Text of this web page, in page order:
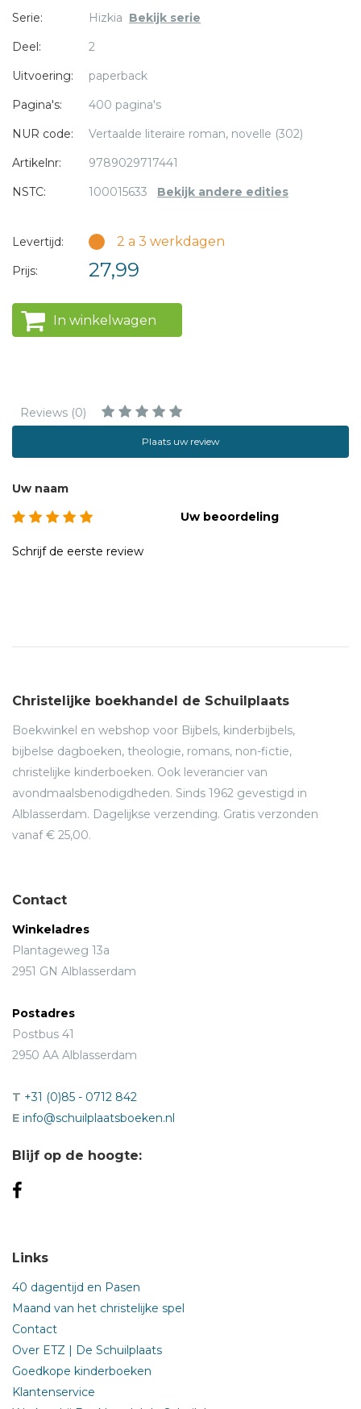
waarmaken?
Serie:
Hizkia Bekijk serie
Deel:
2
Uitvoering:
paperback
Pagina's:
400 pagina's
NUR code:
Vertaalde literaire roman, novelle (302)
Artikelnr:
9789029717441
NSTC:
100015633 Bekijk andere edities
Levertijd: 2 a 3 werkdagen
Prijs: 27,99
In winkelwagen
Reviews (0)
Plaats uw review
* = verplicht
Uw naam
Uw beoordeling
Schrijf de eerste review
Christelijke boekhandel de Schuilplaats
Boekwinkel en webshop voor Bijbels, kinderbijbels,
bijbelse dagboeken, theologie, romans, non-fictie,
christelijke kinderboeken. Ook leverancier van
avondmaalsbenodigdheden. Sinds 1962 gevestigd in
Alblasserdam. Dagelijkse verzending. Gratis verzonden
vanaf € 25,00.
Contact
Winkeladres
Plantageweg 13a
2951 GN Alblasserdam
Postadres
Postbus 41
2950 AA Alblasserdam
T +31 (0)85 - 0712 842
E info@schuilplaatsboeken.nl
Blijf op de hoogte:
Links
40 dagentijd en Pasen
Maand van het christelijke spel
Contact
Over ETZ | De Schuilplaats
Goedkope kinderboeken
Klantenservice